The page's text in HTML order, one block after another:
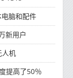
脑和配件
新用户
机
提高了50％